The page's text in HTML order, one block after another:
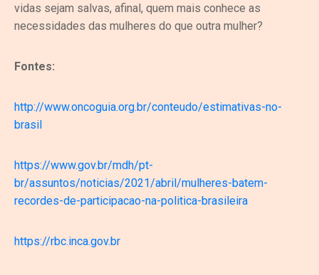
vidas sejam salvas, afinal, quem mais conhece as
necessidades das mulheres do que outra mulher?
Fontes:
http://www.oncoguia.org.br/conteudo/estimativas-no-
brasil
https://www.gov.br/mdh/pt-
br/assuntos/noticias/2021/abril/mulheres-batem-
recordes-de-participacao-na-politica-brasileira
https://rbc.inca.gov.br